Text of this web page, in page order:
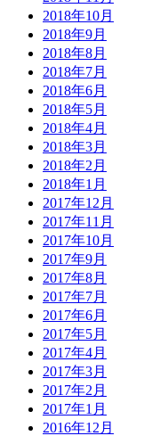
2018年10月
2018年9月
2018年8月
2018年7月
2018年6月
2018年5月
2018年4月
2018年3月
2018年2月
2018年1月
2017年12月
2017年11月
2017年10月
2017年9月
2017年8月
2017年7月
2017年6月
2017年5月
2017年4月
2017年3月
2017年2月
2017年1月
2016年12月